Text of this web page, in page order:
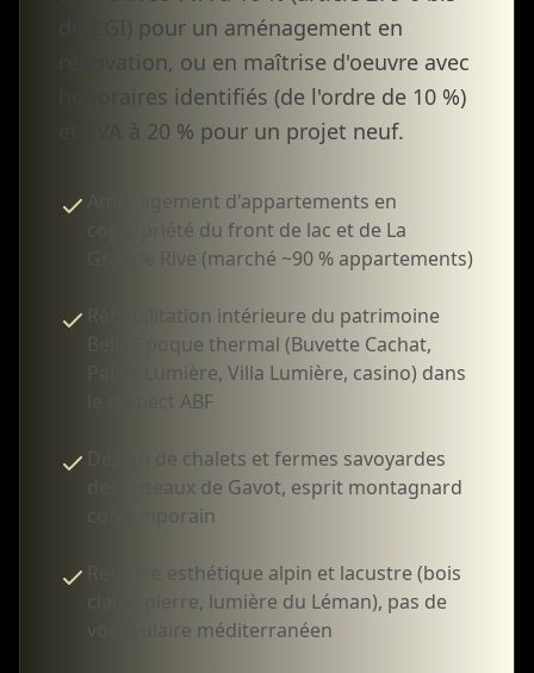
du CGI) pour un aménagement en
rénovation, ou en maîtrise d'oeuvre avec
honoraires identifiés (de l'ordre de 10 %)
et TVA à 20 % pour un projet neuf.
Aménagement d'appartements en
copropriété du front de lac et de La
Grande Rive (marché ~90 % appartements)
Réhabilitation intérieure du patrimoine
Belle Époque thermal (Buvette Cachat,
Palais Lumière, Villa Lumière, casino) dans
le respect ABF
Design de chalets et fermes savoyardes
des coteaux de Gavot, esprit montagnard
contemporain
Registre esthétique alpin et lacustre (bois
clairs, pierre, lumière du Léman), pas de
vocabulaire méditerranéen